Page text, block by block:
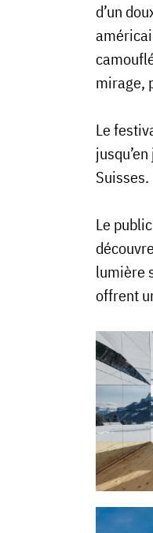
d’un
mirage,
Le
Suisses.
Le
lumière
offrent